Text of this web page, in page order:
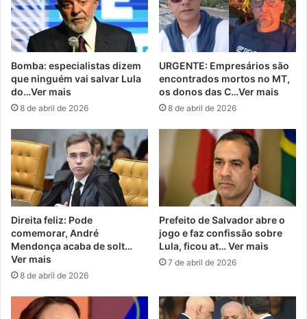
Bomba: especialistas dizem
que ninguém vai salvar Lula
do…Ver mais
8 de abril de 2026
URGENTE: Empresários são
encontrados mortos no MT,
os donos das C…Ver mais
8 de abril de 2026
Direita feliz: Pode
comemorar, André
Mendonça acaba de solt…
Ver mais
8 de abril de 2026
Prefeito de Salvador abre o
jogo e faz confissão sobre
Lula, ficou at… Ver mais
7 de abril de 2026